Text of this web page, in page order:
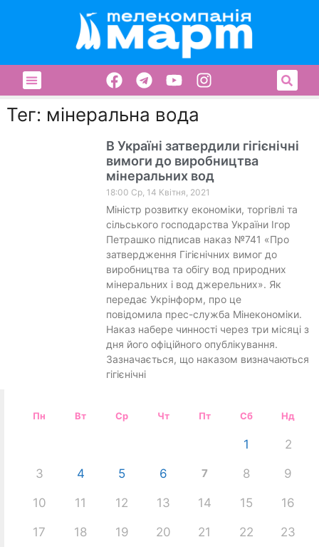
Тег: мінеральна вода
В Україні затвердили гігієнічні
вимоги до виробництва
мінеральних вод
18:00 Ср, 14 Квітня, 2021
Міністр розвитку економіки, торгівлі та
сільського господарства України Ігор
Петрашко підписав наказ №741 «Про
затвердження Гігієнічних вимог до
виробництва та обігу вод природних
мінеральних і вод джерельних». Як
передає Укрінформ, про це
повідомила прес-служба Мінекономіки.
Наказ набере чинності через три місяці з
дня його офіційного опублікування.
Зазначається, що наказом визначаються
гігієнічні
Пн Вт Ср Чт Пт Сб Нд
1 2
3 4 5 6 7 8 9
10 11 12 13 14 15 16
17 18 19 20 21 22 23